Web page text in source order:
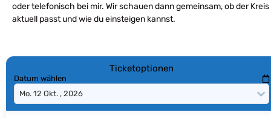
oder telefonisch bei mir. Wir schauen dann gemeinsam, ob der Kreis
aktuell passt und wie du einsteigen kannst.
Ticketoptionen
Datum wählen